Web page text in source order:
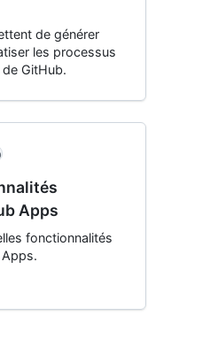
de générer
les processus
GitHub.
Apps
fonctionnalités